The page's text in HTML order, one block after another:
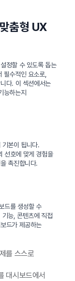
춤형 UX
정할 수 있도록 돕는
필수적인 요소로,
다. 이 섹션에서는
능하는지
본이 됩니다.
선호에 맞게 경험을
촉진합니다.
드를 생성할 수
능, 콘텐츠에 직접
드가 제공하는
를 스스로
대시보드에서